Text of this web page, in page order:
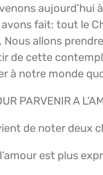
aujourd’hui
fait: tout le
allons
de cette
à notre monde
PARVENIR A
de noter deux
est plus